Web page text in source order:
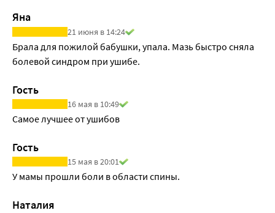
Яна
21 июня в 14:24
Брала для пожилой бабушки, упала. Мазь быстро сняла
болевой синдром при ушибе.
Гость
16 мая в 10:49
Самое лучшее от ушибов
Гость
15 мая в 20:01
У мамы прошли боли в области спины.
Наталия